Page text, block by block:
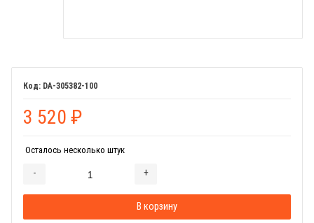
DA-305382-100
3 520 ₽
Осталось несколько штук
- +
В корзину